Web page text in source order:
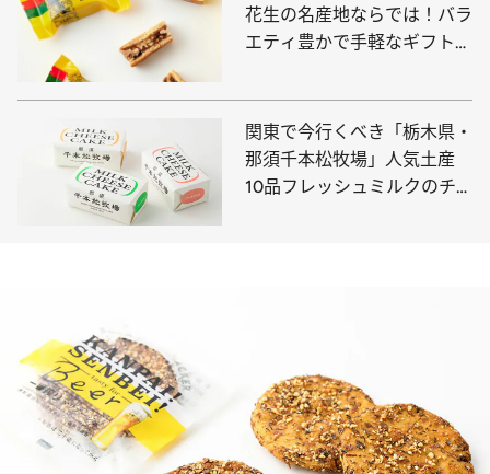
花生の名産地ならでは！バラ
エティ豊かで手軽なギフトが
関東で今行くべき「栃木県・
那須千本松牧場」人気土産
10品フレッシュミルクのチ